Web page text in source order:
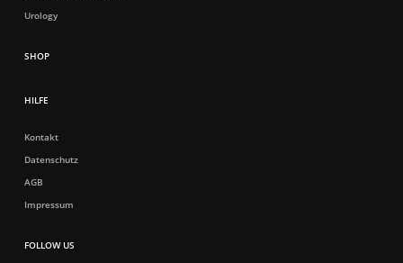
Urology
HILFE
Kontakt
Datenschutz
AGB
Impressum
FOLLOW US